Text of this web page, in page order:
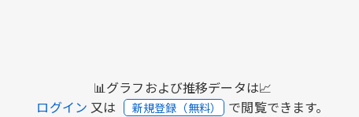
📊グラフおよび推移データは📈
ログイン 又は 新規登録（無料） で閲覧できます。